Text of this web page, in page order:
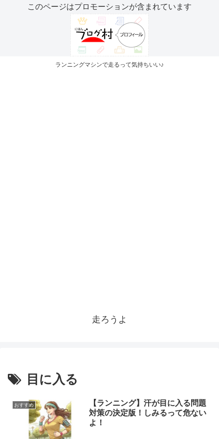
このページはプロモーションが含まれています
ランニングマシンで走るって気持ちいい♪
走ろうよ
目に入る
おすすめ
【ランニング】汗が目に入る問題
対策の決定版！しみるって危ない
よ！